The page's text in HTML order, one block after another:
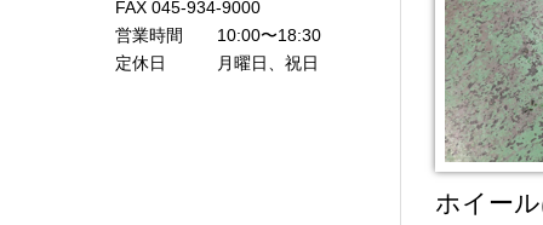
ホイー
FAX 045-934-9000
営業時間 10:00〜18:30
定休日 月曜日、祝日